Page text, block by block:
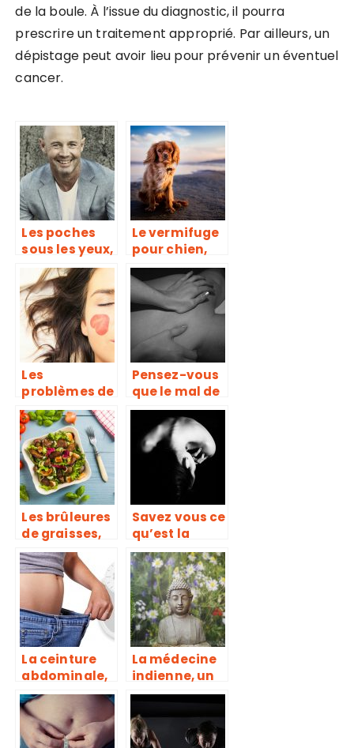
de la boule. À l’issue du diagnostic, il pourra
prescrire un traitement approprié. Par ailleurs, un
dépistage peut avoir lieu pour prévenir un éventuel
cancer.
Les poches
sous les yeux,
une maladie
due à un
accumaltion
de graisse et
manque de
sommeil
Le vermifuge
pour chien,
qu’est ce que
c’est ?
Les
problèmes de
peau ont
guide de
conseil
Pensez-vous
que le mal de
dos est une
maladie qui
se soigne ou
une douleur
qui se calme ?
Les brûleures
de graisses,
de véritables
compléments
alimentaires
pour
déstockage
des graisses
Savez vous ce
qu’est la
cruralgie ?
La ceinture
abdominale,
pour
échapper aux
formes
disgracieuses
La médecine
indienne, un
vrai creuset